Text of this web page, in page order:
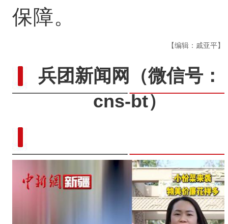
保障。
【编辑：戚亚平】
兵团新闻网
（微信号：
cns-bt）